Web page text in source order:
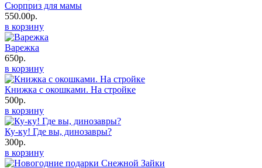
Сюрприз для мамы
550.00р.
в корзину
Варежка
650р.
в корзину
Книжка с окошками. На стройке
500р.
в корзину
Ку-ку! Где вы, динозавры?
300р.
в корзину